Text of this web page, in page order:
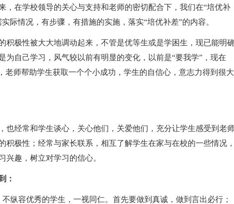
在学校领导的关心与支持和老师的密切配合下，我们在“培优补
际情况，有步骤，有措施的实施，落实“培优补差”的内容。
极性被大大地调动起来，不管是优等生或是学困生，现已能明确
为自己学习，风气较以前有明显的变化，以前是“要我学”，现在
老师帮助学生获取一个个小成功，学生的自信心，意志力得到很大
经常和学生谈心，关心他们，关爱他们，充分让学生感受到老
积极性；经常与家长联系，相互了解学生在家与在校的一些情况，
兴趣，树立对学习的信心。
：
容优秀的学生，一视同仁。首先要做到真诚，做到言出必行；